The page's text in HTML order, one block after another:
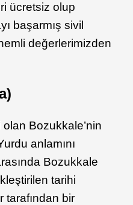
ücretsiz olup
başarmış sivil
değerlerimizden
Bozukkale’nin
anlamını
Bozukkale
tarihi
tarafından bir